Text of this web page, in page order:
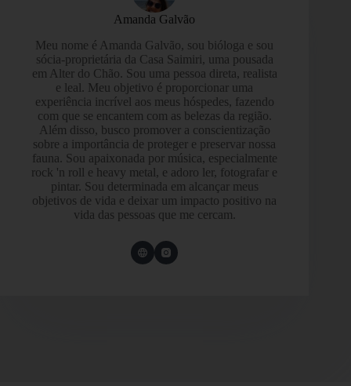
Amanda Galvão
Meu nome é Amanda Galvão, sou bióloga e sou
sócia-proprietária da Casa Saimiri, uma pousada
em Alter do Chão. Sou uma pessoa direta, realista
e leal. Meu objetivo é proporcionar uma
experiência incrível aos meus hóspedes, fazendo
com que se encantem com as belezas da região.
Além disso, busco promover a conscientização
sobre a importância de proteger e preservar nossa
fauna. Sou apaixonada por música, especialmente
rock 'n roll e heavy metal, e adoro ler, fotografar e
pintar. Sou determinada em alcançar meus
objetivos de vida e deixar um impacto positivo na
vida das pessoas que me cercam.